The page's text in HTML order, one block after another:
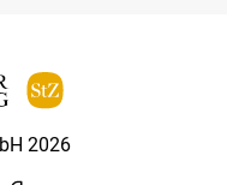
2026